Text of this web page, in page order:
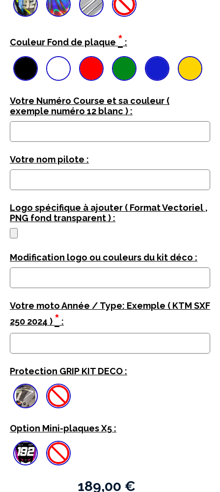
Couleur Fond de plaque * :
Votre Numéro Course et sa couleur (
exemple numéro 12 blanc ) :
Votre nom pilote :
Logo spécifique à ajouter ( Format Vectoriel ,
PNG fond transparent ) :
Modification logo ou couleurs du kit déco :
Votre moto Année / Type: Exemple ( KTM SXF
250 2024 ) * :
Protection GRIP KIT DECO :
Option Mini-plaques X5 :
189,00 €